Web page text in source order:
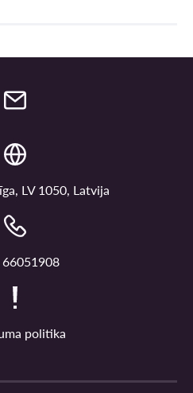
LV 1050, Latvija
politika